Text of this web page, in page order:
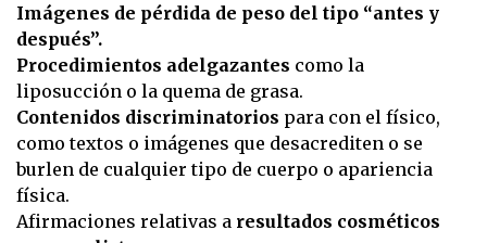
Imágenes de pérdida de peso del tipo “antes y
después”.
Procedimientos adelgazantes como la
liposucción o la quema de grasa.
Contenidos discriminatorios para con el físico,
como textos o imágenes que desacrediten o se
burlen de cualquier tipo de cuerpo o apariencia
física.
Afirmaciones relativas a resultados cosméticos